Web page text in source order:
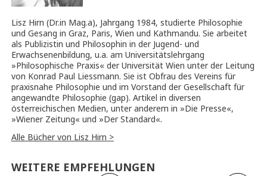
Lisz Hirn (Dr.in Mag.a), Jahrgang 1984, studierte Philosophie
und Gesang in Graz, Paris, Wien und Kathmandu. Sie arbeitet
als Publizistin und Philosophin in der Jugend- und
Erwachsenenbildung, u.a. am Universitätslehrgang
»Philosophische Praxis« der Universität Wien unter der Leitung
von Konrad Paul Liessmann. Sie ist Obfrau des Vereins für
praxisnahe Philosophie und im Vorstand der Gesellschaft für
angewandte Philosophie (gap). Artikel in diversen
österreichischen Medien, unter anderem in »Die Presse«,
»Wiener Zeitung« und »Der Standard«.
Alle Bücher von Lisz Hirn >
WEITERE EMPFEHLUNGEN